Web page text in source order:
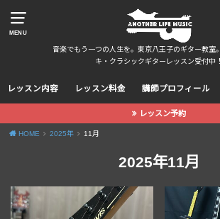
MENU
音楽でもう一つの人生を。東京八王子のギター教室
キ・クラシックギターレッスン受付中！
レッスン内容 レッスン料金 講師プロフィール
レッスン予約
HOME 2025年 11月
2025年11月